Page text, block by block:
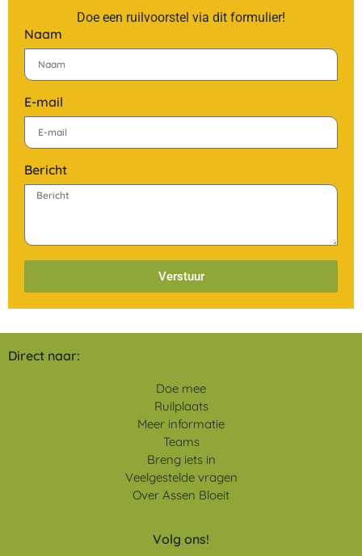
Doe een ruilvoorstel via dit formulier!
Naam
E-mail
Bericht
Verstuur
Direct naar:
Doe mee
Ruilplaats
Meer informatie
Teams
Breng iets in
Veelgestelde vragen
Over Assen Bloeit
Volg ons!